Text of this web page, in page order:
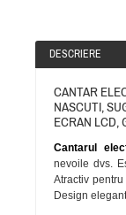
DESCRIERE
CANTAR
NASCUTI,
ECRAN LCD,
Cantarul
nevoile dvs.
Atractiv
Design